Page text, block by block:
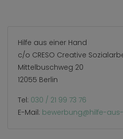
Hilfe aus einer Hand
c/o CRESO Creative
Mittelbuschweg 20
12055 Berlin
Tel: 030 / 21 99 73 76
E-Mail: bewerbung@hilfe-